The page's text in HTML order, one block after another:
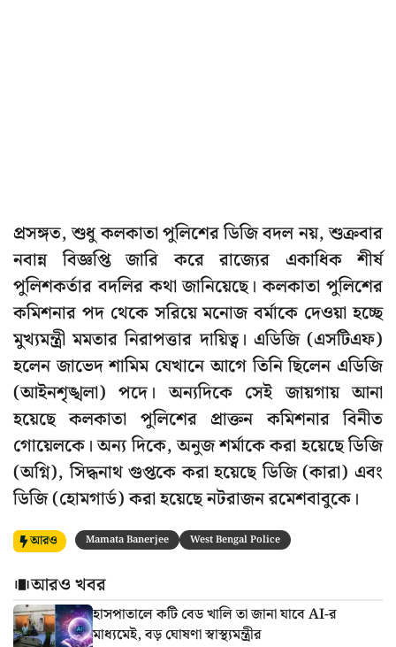
প্রসঙ্গত, শুধু কলকাতা পুলিশের ডিজি বদল নয়, শুক্রবার
নবান্ন বিজ্ঞপ্তি জারি করে রাজ্যের একাধিক শীর্ষ
পুলিশকর্তার বদলির কথা জানিয়েছে। কলকাতা পুলিশের
কমিশনার পদ থেকে সরিয়ে মনোজ বর্মাকে দেওয়া হচ্ছে
মুখ্যমন্ত্রী মমতার নিরাপত্তার দায়িত্ব। এডিজি (এসটিএফ)
হলেন জাভেদ শামিম যেখানে আগে তিনি ছিলেন এডিজি
(আইনশৃঙ্খলা) পদে। অন্যদিকে সেই জায়গায় আনা
হয়েছে কলকাতা পুলিশের প্রাক্তন কমিশনার বিনীত
গোয়েলকে। অন্য দিকে, অনুজ শর্মাকে করা হয়েছে ডিজি
(অগ্নি), সিদ্ধনাথ গুপ্তকে করা হয়েছে ডিজি (কারা) এবং
ডিজি (হোমগার্ড) করা হয়েছে নটরাজন রমেশবাবুকে।
আরও Mamata Banerjee West Bengal Police
আরও খবর
হাসপাতালে কটি বেড খালি তা জানা যাবে AI-র
মাধ্যমেই, বড় ঘোষণা স্বাস্থ্যমন্ত্রীর